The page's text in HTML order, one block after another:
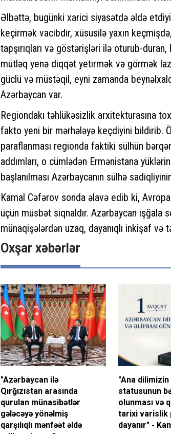
Əlbəttə, bugünki xarici siyasətdə əldə
keçirmək vacibdir, xüsusilə yaxın
tapşırıqları və göstərişləri ilə oturub-
mütləq yenə diqqət yetirmək və görmək
güclü və müstəqil, eyni zamanda
Azərbaycan var.
Regiondakı təhlükəsizlik arxitekturasına
fakto yeni bir mərhələyə keçdiyini bildirib.
paraflanması regionda faktiki sülhün
addımları, o cümlədən Ermənistana
başlanılması Azərbaycanın sülhə
Kamal Cəfərov sonda əlavə edib ki,
üçün müsbət siqnaldır. Azərbaycan
münaqişələrdən uzaq, dayanıqlı inkişaf və
Oxşar xəbərlər
"Azərbaycan ilə
Qırğızıstan arasında
qurulan münasibətlər
gələcəyə yönəlmiş
qarşılıqlı mənfəət əldə
"Ana dilimizin
statusunun
olunması və
tarixi varislik
dayanır" -